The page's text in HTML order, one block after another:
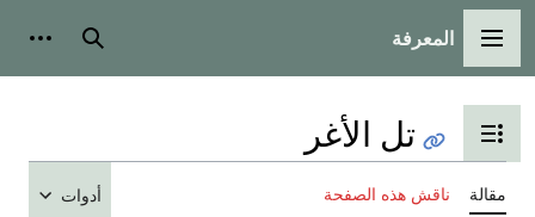
القائمة الرئيسية
المعرفة بحث
تبديل عرض جدول المحتويات
تل الأغر
مقالة ناقش هذه الصفحة أدوات